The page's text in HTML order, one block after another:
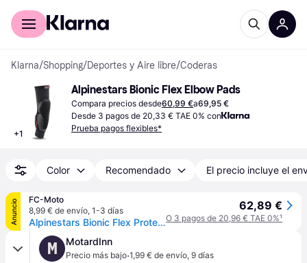
Comprar con Klarna
Klarna/Shopping/Deportes y Aire libre/Coderas
+1
Alpinestars Bionic Flex Elbow Pads
Compara precios desde60,99 €a69,95 €
Desde 3 pagos de 20,33 € TAE 0% con
Prueba pagos flexibles*
Color Recomendado El precio incluye el
Anuncio
FC-Moto
8,99 € de envío, 1-3 días
Alpinestars Bionic Flex Protectores de codo
62,89 €
O 3 pagos de 20,96 € TAE 0%¹
M MotardInn
Precio más bajo·1,99 € de envío, 9 días